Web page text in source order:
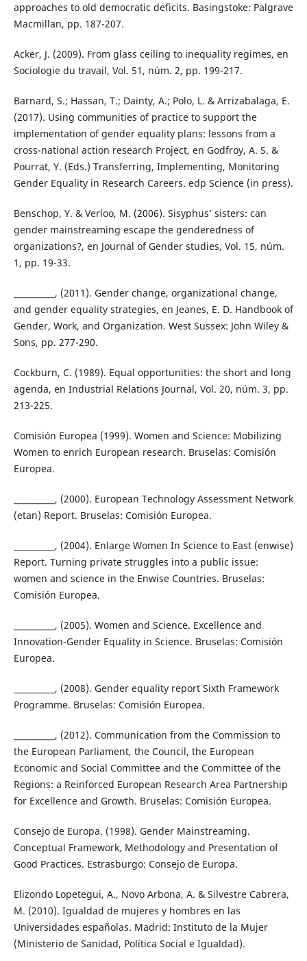
approaches to old democratic deficits. Basingstoke: Palgrave
Macmillan, pp. 187-207.
Acker, J. (2009). From glass ceiling to inequality regimes, en
Sociologie du travail, Vol. 51, núm. 2, pp. 199-217.
Barnard, S.; Hassan, T.; Dainty, A.; Polo, L. & Arrizabalaga, E.
(2017). Using communities of practice to support the
implementation of gender equality plans: lessons from a
cross-national action research Project, en Godfroy, A. S. &
Pourrat, Y. (Eds.) Transferring, Implementing, Monitoring
Gender Equality in Research Careers. edp Science (in press).
Benschop, Y. & Verloo, M. (2006). Sisyphus’ sisters: can
gender mainstreaming escape the genderedness of
organizations?, en Journal of Gender studies, Vol. 15, núm.
1, pp. 19-33.
__________, (2011). Gender change, organizational change,
and gender equality strategies, en Jeanes, E. D. Handbook of
Gender, Work, and Organization. West Sussex: John Wiley &
Sons, pp. 277-290.
Cockburn, C. (1989). Equal opportunities: the short and long
agenda, en Industrial Relations Journal, Vol. 20, núm. 3, pp.
213-225.
Comisión Europea (1999). Women and Science: Mobilizing
Women to enrich European research. Bruselas: Comisión
Europea.
__________, (2000). European Technology Assessment Network
(etan) Report. Bruselas: Comisión Europea.
__________, (2004). Enlarge Women In Science to East (enwise)
Report. Turning private struggles into a public issue:
women and science in the Enwise Countries. Bruselas:
Comisión Europea.
__________, (2005). Women and Science. Excellence and
Innovation-Gender Equality in Science. Bruselas: Comisión
Europea.
__________, (2008). Gender equality report Sixth Framework
Programme. Bruselas: Comisión Europea.
__________, (2012). Communication from the Commission to
the European Parliament, the Council, the European
Economic and Social Committee and the Committee of the
Regions: a Reinforced European Research Area Partnership
for Excellence and Growth. Bruselas: Comisión Europea.
Consejo de Europa. (1998). Gender Mainstreaming.
Conceptual Framework, Methodology and Presentation of
Good Practices. Estrasburgo: Consejo de Europa.
Elizondo Lopetegui, A., Novo Arbona, A. & Silvestre Cabrera,
M. (2010). Igualdad de mujeres y hombres en las
Universidades españolas. Madrid: Instituto de la Mujer
(Ministerio de Sanidad, Política Social e Igualdad).